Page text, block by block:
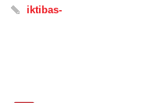
iktibas-